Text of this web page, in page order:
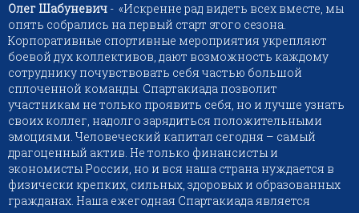
Олег Шабуневич - «Искренне рад видеть всех вместе, мы
опять собрались на первый старт этого сезона.
Корпоративные спортивные мероприятия укрепляют
боевой дух коллективов, дают возможность каждому
сотруднику почувствовать себя частью большой
сплоченной команды. Спартакиада позволит
участникам не только проявить себя, но и лучше узнать
своих коллег, надолго зарядиться положительными
эмоциями. Человеческий капитал сегодня – самый
драгоценный актив. Не только финансисты и
экономисты России, но и вся наша страна нуждается в
физически крепких, сильных, здоровых и образованных
гражданах. Наша ежегодная Спартакиада является